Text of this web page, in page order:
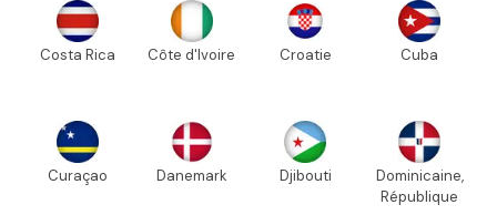
Costa Rica Côte d'Ivoire Croatie Cuba
Curaçao Danemark Djibouti
Dominicaine,
République